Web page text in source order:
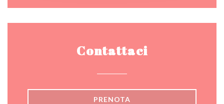
Contattaci
PRENOTA